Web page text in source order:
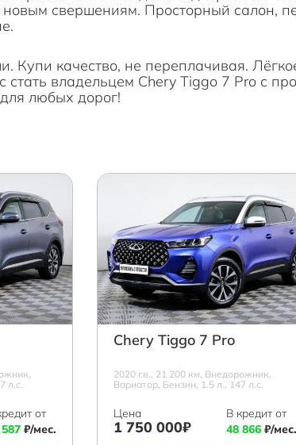
свершениям. Просторный салон,
Купи качество, не переплачивая.
владельцем Chery Tiggo 7 Pro с
любых дорог!
л.с.
от
₽/мес.
Chery Tiggo 7 Pro
2020 г.в., 21 200 км, Внедорожник,
Вариатор, Бензин, 1.5 л., 147 л.с.
Цена
1 750 000₽
В кредит от
48 866 ₽/мес.